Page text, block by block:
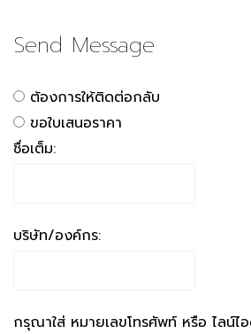
Send Message
ต้องการให้ติดต่อกลับ
ขอใบเสนอราคา
ชื่อเต็ม:
บริษัท/องค์กร:
กรุณาใส่ หมายเลขโทรศัพท์ หรือ ไลน์ไ